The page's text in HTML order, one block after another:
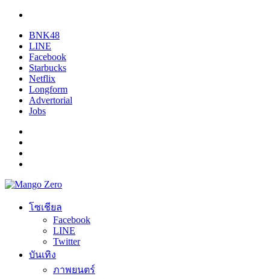
BNK48
LINE
Facebook
Starbucks
Netflix
Longform
Advertorial
Jobs
โซเชียล
Facebook
LINE
Twitter
บันเทิง
ภาพยนตร์